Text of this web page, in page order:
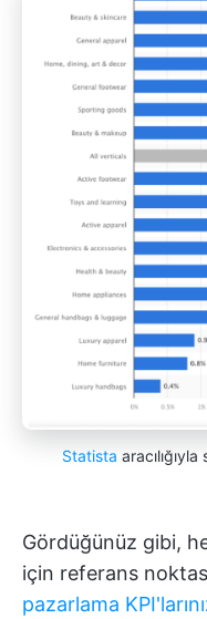
Statista
Gördüğünüz gibi,
için referans
pazarlama